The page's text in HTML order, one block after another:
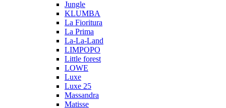
Jungle
KLUMBA
La Fioritura
La Prima
La-La-Land
LIMPOPO
Little forest
LOWE
Luxe
Luxe 25
Massandra
Matisse